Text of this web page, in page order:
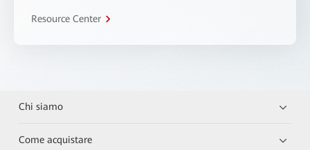
Resource Center
Chi siamo
Come acquistare